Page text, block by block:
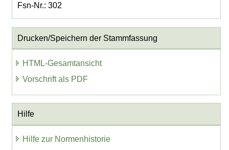
Fsn-Nr.: 302
Drucken/Speichern der Stammfassung
HTML-Gesamtansicht
Vorschrift als PDF
Hilfe
Hilfe zur Normenhistorie